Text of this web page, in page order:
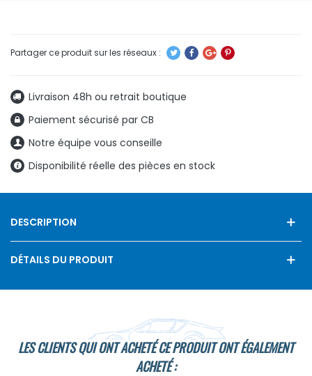
Livraison 48h ou retrait boutique
Paiement sécurisé par CB
Notre équipe vous conseille
Disponibilité réelle des pièces en stock
DESCRIPTION
DÉTAILS DU PRODUIT
LES CLIENTS QUI ONT ACHETÉ CE PRODUIT ONT ÉGALEMENT
ACHETÉ :